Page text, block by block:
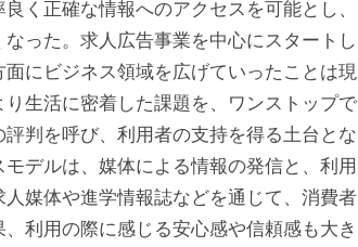
く正確な情報へのアクセスを可能とし、
った。求人広告事業を中心にスタートし
にビジネス領域を広げていったことは現
生活に密着した課題を、ワンストップで
判を呼び、利用者の支持を得る土台とな
デルは、媒体による情報の発信と、利用
媒体や進学情報誌などを通じて、消費者
利用の際に感じる安心感や信頼感も大き